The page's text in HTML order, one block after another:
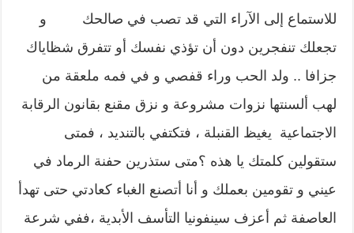
للاستماع إلى الآراء التي قد تصب في صالحك و
تجعلك تنفجرين دون أن تؤذي نفسك أو تتفرق شظاياك
جزافا .. ولد الحب وراء قفصي و في فمه ملعقة من
لهب ألسنتها نزوات مشروعة و نزق مقنع بقانون الرقابة
الاجتماعية يغيظ القنبلة ، فتكتفي بالتنديد ، فمتى
ستقولين كلمتك يا هذه ؟متى ستذرين حفنة الرماد في
عيني و تقومين بعملك و أنا أتصنع الغباء كعادتي حتى تهدأ
العاصفة ثم أعزف سينفونيا التأسف الأبدية ،ففي شرعة